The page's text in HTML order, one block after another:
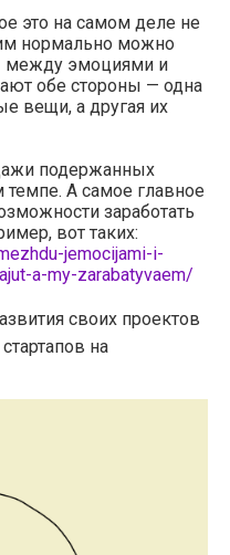
это на самом деле не
нормально можно
между эмоциями и
обе стороны — одна
вещи, а другая их
подержанных
А самое главное
заработать
вот таких:
jemocijami-i-
a-my-zarabatyvaem/
своих проектов
на